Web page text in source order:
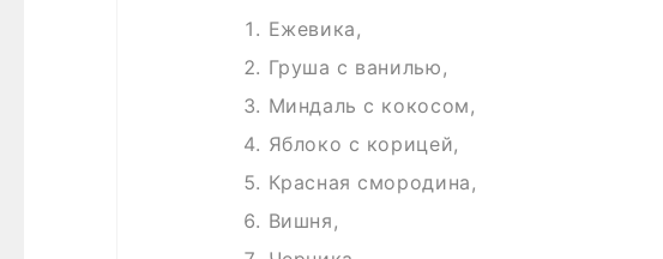
Ежевика,
Груша с ванилью,
Миндаль с кокосом,
Яблоко с корицей,
Красная смородина,
Вишня,